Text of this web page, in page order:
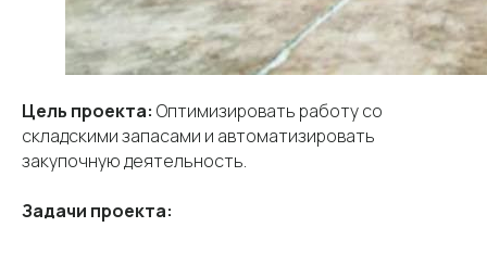
Цель проекта: Оптимизировать работу со
складскими запасами и автоматизировать
закупочную деятельность.
Задачи проекта: